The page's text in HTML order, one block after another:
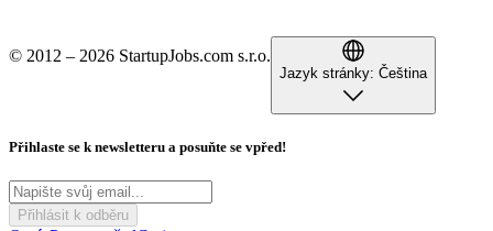
© 2012 – 2026 StartupJobs.com s.r.o.
Jazyk stránky: Čeština
Přihlaste se k newsletteru a posuňte se vpřed!
Přihlásit k odběru